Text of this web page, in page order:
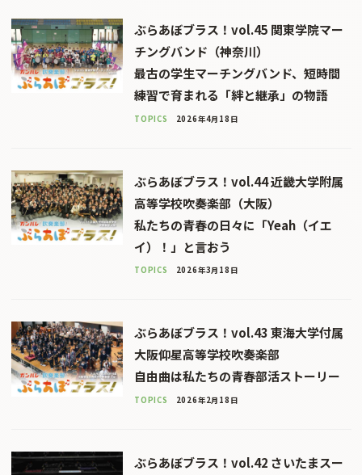
ぶらあぼブラス！vol.45 関東学院マー
チングバンド（神奈川）
最古の学生マーチングバンド、短時間
練習で育まれる「絆と継承」の物語
TOPICS 2026年4月18日
ぶらあぼブラス！vol.44 近畿大学附属
高等学校吹奏楽部（大阪）
私たちの青春の日々に「Yeah（イエ
イ）！」と言おう
TOPICS 2026年3月18日
ぶらあぼブラス！vol.43 東海大学付属
大阪仰星高等学校吹奏楽部
自由曲は私たちの青春部活ストーリー
TOPICS 2026年2月18日
ぶらあぼブラス！vol.42 さいたまスー